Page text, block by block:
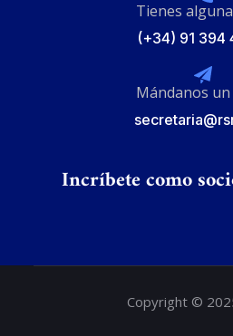
Tienes
(+34) 91 394
Mándanos un
Incríbete como
Copyright ©